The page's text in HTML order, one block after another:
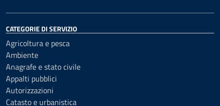
CATEGORIE DI SERVIZIO
Agricoltura e pesca
Ambiente
Anagrafe e stato civile
Appalti pubblici
Autorizzazioni
Catasto e urbanistica